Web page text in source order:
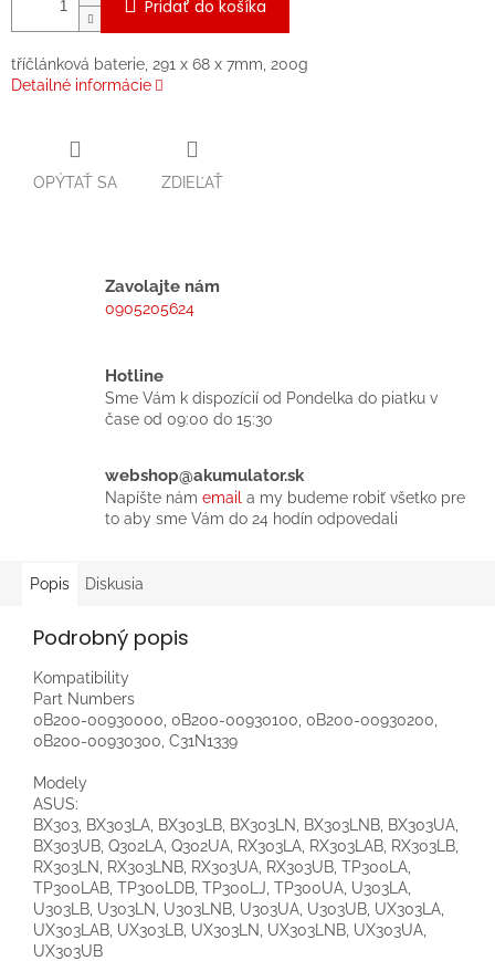
Pridať do košíka
tříčlánková baterie, 291 x 68 x 7mm, 200g
Detailné informácie
OPÝTAŤ SA ZDIEĽAŤ
Zavolajte nám
0905205624
Hotline
Sme Vám k dispozícií od Pondelka do piatku v
čase od 09:00 do 15:30
webshop@akumulator.sk
Napíšte nám email a my budeme robiť všetko pre
to aby sme Vám do 24 hodín odpovedali
Popis Diskusia
Podrobný popis
Kompatibility
Part Numbers
0B200-00930000, 0B200-00930100, 0B200-00930200,
0B200-00930300, C31N1339
Modely
ASUS:
BX303, BX303LA, BX303LB, BX303LN, BX303LNB, BX303UA,
BX303UB, Q302LA, Q302UA, RX303LA, RX303LAB, RX303LB,
RX303LN, RX303LNB, RX303UA, RX303UB, TP300LA,
TP300LAB, TP300LDB, TP300LJ, TP300UA, U303LA,
U303LB, U303LN, U303LNB, U303UA, U303UB, UX303LA,
UX303LAB, UX303LB, UX303LN, UX303LNB, UX303UA,
UX303UB